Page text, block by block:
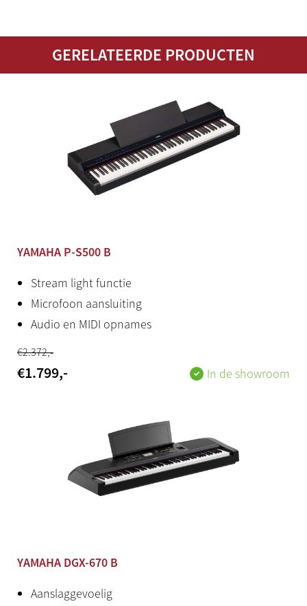
GERELATEERDE PRODUCTEN
YAMAHA P-S500 B
Stream light functie
Microfoon aansluiting
Audio en MIDI opnames
€2.372,-
€1.799,- In de showroom
YAMAHA DGX-670 B
Aanslaggevoelig